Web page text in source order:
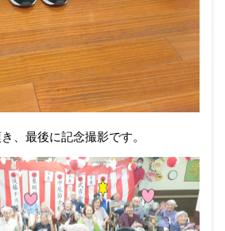
、最後に記念撮影です。